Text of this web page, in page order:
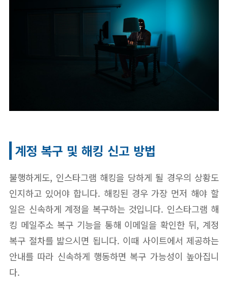
계정 복구 및 해킹 신고 방법
불행하게도, 인스타그램 해킹을 당하게 될 경우의 상황도
인지하고 있어야 합니다. 해킹된 경우 가장 먼저 해야 할
일은 신속하게 계정을 복구하는 것입니다. 인스타그램 해
킹 메일주소 복구 기능을 통해 이메일을 확인한 뒤, 계정
복구 절차를 밟으시면 됩니다. 이때 사이트에서 제공하는
안내를 따라 신속하게 행동하면 복구 가능성이 높아집니
다.